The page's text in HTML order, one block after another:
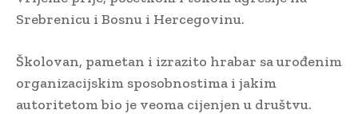
Srebrenicu i Bosnu i Hercegovinu.
Školovan, pametan i izrazito hrabar sa urođenim
organizacijskim sposobnostima i jakim
autoritetom bio je veoma cijenjen u društvu.